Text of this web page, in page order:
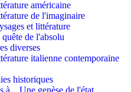
américaine
de l'imaginaire
et littérature
de l'absolu
diverses
italienne contemporaine
historiques